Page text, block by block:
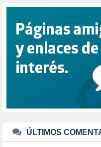
RACISMO (1)
RELIGIÓN (114)
REPUBLICA (1)
SALUD (108)
SENSIBILIZACIÓN (576)
SINDICATOS (12)
TTIP (6)
URBANISMO (1)
URBANIZACIÓN (1)
ÚLTIMOS